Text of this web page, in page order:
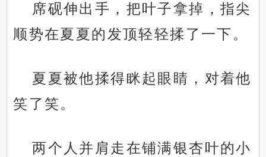
席砚伸出手，把叶子拿掉，指尖
顺势在夏夏的发顶轻轻揉了一下。
夏夏被他揉得眯起眼睛，对着他
笑了笑。
两个人并肩走在铺满银杏叶的小